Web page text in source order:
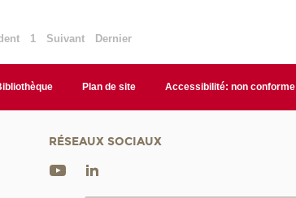
1 Suivant Dernier
Plan de site Accessibilité: non conforme
RÉSEAUX SOCIAUX